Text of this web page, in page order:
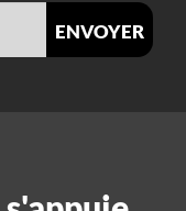
envoyer